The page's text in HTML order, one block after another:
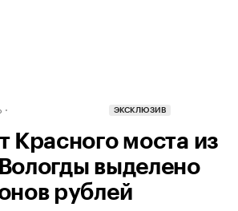
ЭКСКЛЮЗИВ
Красного моста из
выделено
рублей